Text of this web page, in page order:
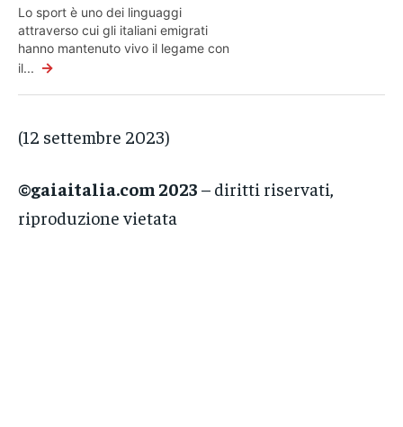
Lo sport è uno dei linguaggi
attraverso cui gli italiani emigrati
hanno mantenuto vivo il legame con
il... →
(12 settembre 2023)
©gaiaitalia.com 2023 – diritti riservati,
riproduzione vietata